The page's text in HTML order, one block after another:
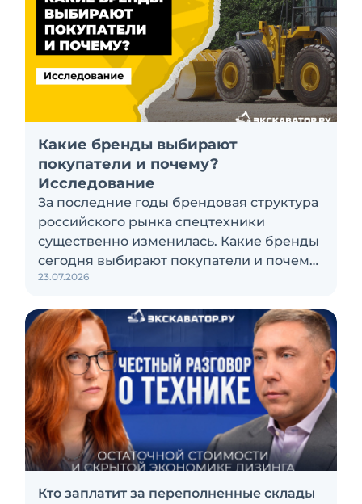
Какие бренды выбирают
покупатели и почему?
Исследование
За последние годы брендовая структура
российского рынка спецтехники
существенно изменилась. Какие бренды
сегодня выбирают покупатели и почему,
а также кого считают лидерами рынка?
чтобы ответить на эти вопросы
23.07.2026
Кто заплатит за переполненные склады